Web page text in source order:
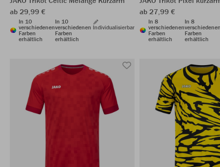
ab 29,99 €
In 10
verschiedenen
Farben
erhältlich
In 10
verschiedenen
Farben
erhältlich
Individualisierbar
ab 27,99 €
In 8
verschiedenen
Farben
erhältlich
In 8
Farben
erhältlich